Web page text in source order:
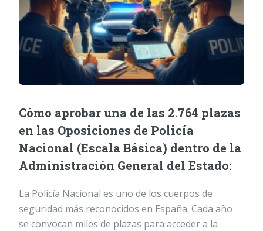
Cómo aprobar una de las 2.764 plazas
en las Oposiciones de Policía
Nacional (Escala Básica) dentro de la
Administración General del Estado:
La Policía Nacional es uno de los cuerpos de
seguridad más reconocidos en España. Cada año
se convocan miles de plazas para acceder a la